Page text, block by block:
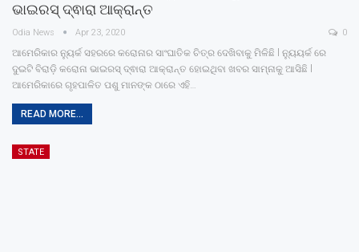
ଭାଇରସ୍ ଦ୍ଵାରା ଆକ୍ରାନ୍ତ
Odia News Apr 23, 2020 0
ଆମେରିକାର ନୁ୍ୟର୍କ ସହରରେ କରୋନାର ସାଂଘାତିକ ଚିତ୍ର ଦେଖିବାକୁ ମିଳିଛି l ନ୍ୟୁୟର୍କ ରେ
ଦୁଇଟି ବିରାଡ଼ି କରୋନା ଭାଇରସ୍ ଦ୍ଵାରା ଆକ୍ରାନ୍ତ ହୋଇଥିବା ଖବର ସାମ୍ନାକୁ ଆସିଛି l
ଆମେରିକାରେ ଗୃହପାଳିତ ପଶୁ ମାନଙ୍କ ଠାରେ ଏହି…
READ MORE...
STATE